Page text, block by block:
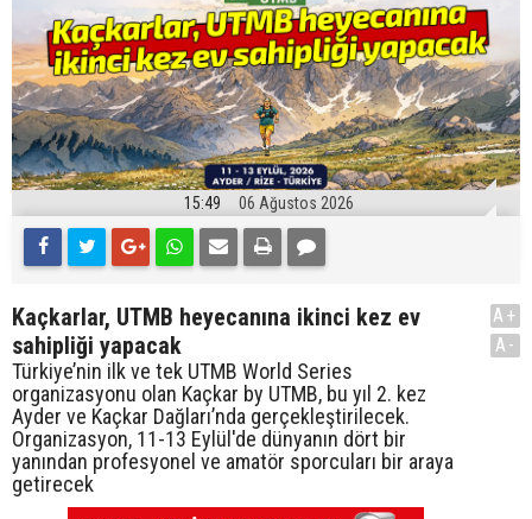
15:49 06 Ağustos 2026
Kaçkarlar, UTMB heyecanına ikinci kez ev
sahipliği yapacak
Türkiye’nin ilk ve tek UTMB World Series
organizasyonu olan Kaçkar by UTMB, bu yıl 2. kez
Ayder ve Kaçkar Dağları’nda gerçekleştirilecek.
Organizasyon, 11-13 Eylül'de dünyanın dört bir
yanından profesyonel ve amatör sporcuları bir araya
getirecek
A+
A-